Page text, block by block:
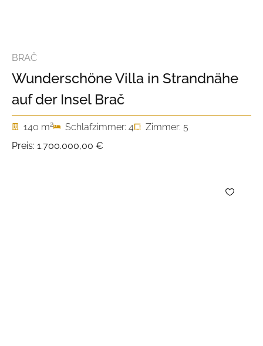
BRAČ
Wunderschöne Villa in Strandnähe
auf der Insel Brač
140 m2 Schlafzimmer: 4
Zimmer: 5
Preis: 1.700.000,00 €